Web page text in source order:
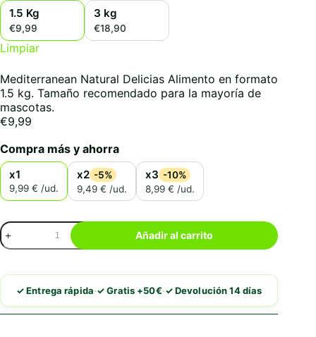
1.5 Kg
€9,99
3 kg
€18,90
Limpiar
Mediterranean Natural Delicias Alimento en formato
1.5 kg. Tamaño recomendado para la mayoría de
mascotas.
€9,99
Compra más y ahorra
x1
9,99 € /ud.
x2 -5%
9,49 € /ud.
x3 -10%
8,99 € /ud.
Mediterranean
Natural
Delicias
cantidad
Añadir al carrito
✓ Entrega rápida·✓ Gratis +50€·✓ Devolución 14 días